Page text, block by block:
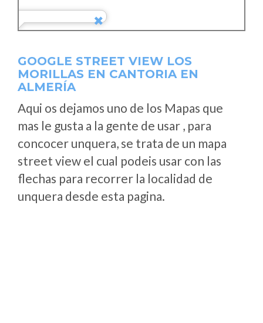
GOOGLE STREET VIEW LOS
MORILLAS EN CANTORIA EN
ALMERÍA
Aqui os dejamos uno de los Mapas que
mas le gusta a la gente de usar , para
concocer unquera, se trata de un mapa
street view el cual podeis usar con las
flechas para recorrer la localidad de
unquera desde esta pagina.